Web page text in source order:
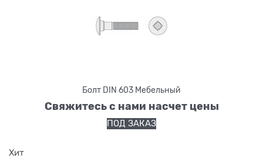
Болт DIN 603 Мебельный
Свяжитесь с нами насчет цены
ПОД ЗАКАЗ
Хит